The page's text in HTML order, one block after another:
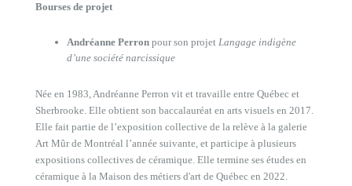
Bourses de projet
Andréanne Perron pour son projet Langage indigène
d’une société narcissique
Née en 1983, Andréanne Perron vit et travaille entre Québec et
Sherbrooke. Elle obtient son baccalauréat en arts visuels en 2017.
Elle fait partie de l’exposition collective de la relève à la galerie
Art Mûr de Montréal l’année suivante, et participe à plusieurs
expositions collectives de céramique. Elle termine ses études en
céramique à la Maison des métiers d'art de Québec en 2022.